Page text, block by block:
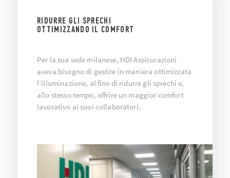
RIDURRE GLI SPRECHI
OTTIMIZZANDO IL COMFORT
Per la sua sede milanese, HDI Assicurazioni
aveva bisogno di gestire in maniera ottimizzata
l’illuminazione, al fine di ridurre gli sprechi e,
allo stesso tempo, offrire un maggior comfort
lavorativo ai suoi collaboratori.